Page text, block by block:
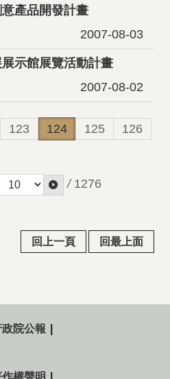
產品開發計畫
2007-08-03
示館展覽活動計畫
2007-08-02
123 124 125
126
/ 1276
回上一頁 回最上面
政院公報
權聲明